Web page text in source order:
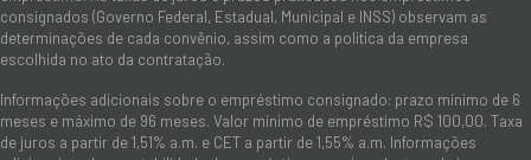
consignados (Governo Federal, Estadual, Municipal e INSS) observam as
determinações de cada convênio, assim como a política da empresa
escolhida no ato da contratação.
Informações adicionais sobre o empréstimo consignado: prazo mínimo de 6
meses e máximo de 96 meses. Valor mínimo de empréstimo R$ 100,00. Taxa
de juros a partir de 1,51% a.m. e CET a partir de 1,55% a.m. Informações